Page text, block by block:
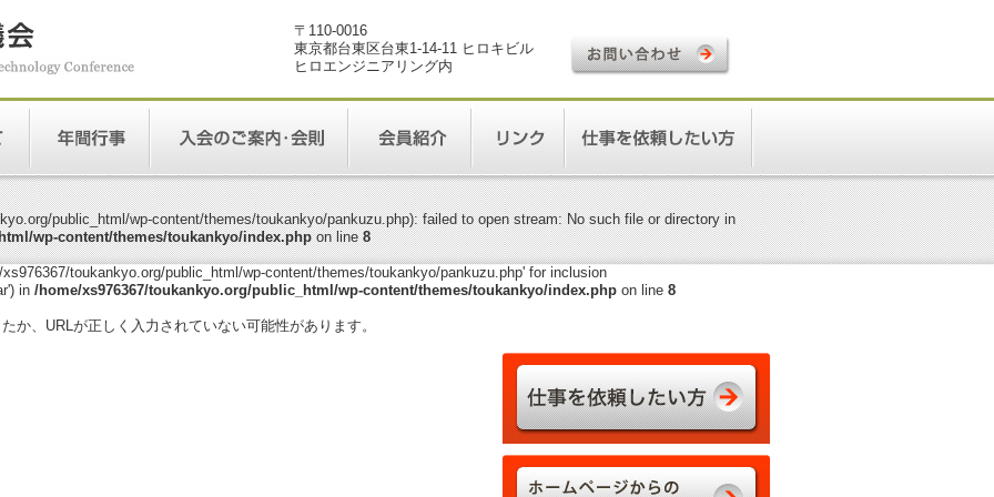
〒110-0016
東京都台東区台東1-14-11 ヒロキビル
ヒロエンジニアリング内
public_html/wp-content/themes/toukankyo/pankuzu.php): failed to open stream: No such file or directory in
wp-content/themes/toukankyo/index.phpon line8
toukankyo.org/public_html/wp-content/themes/toukankyo/pankuzu.php' for inclusion
in /home/xs976367/toukankyo.org/public_html/wp-content/themes/toukankyo/index.phpon line 8
か、URLが正しく入力されていない可能性があります。